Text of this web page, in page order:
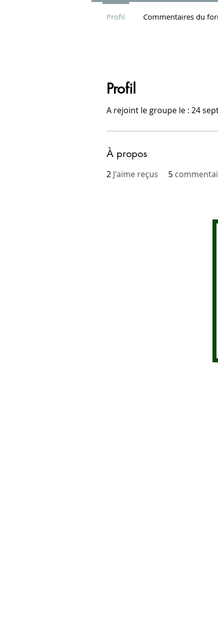
Profil
A rejoint le groupe le : 24
À propos
2 J'aime reçus 5
Profil Commentaires du